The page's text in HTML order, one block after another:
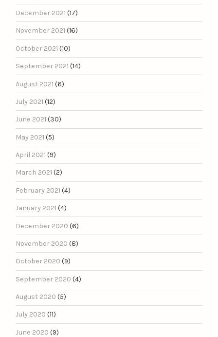
December 2021 (17)
November 2021 (16)
October 2021 (10)
September 2021 (14)
August 2021 (6)
July 2021 (12)
June 2021 (30)
May 2021 (5)
April 2021 (9)
March 2021 (2)
February 2021 (4)
January 2021 (4)
December 2020 (6)
November 2020 (8)
October 2020 (9)
September 2020 (4)
August 2020 (5)
July 2020 (11)
June 2020 (9)